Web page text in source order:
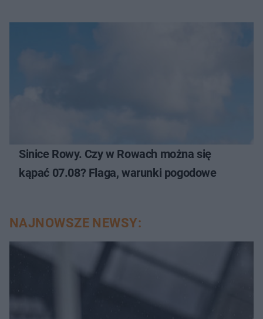
Sinice Rowy. Czy w Rowach można się
kąpać 07.08? Flaga, warunki pogodowe
NAJNOWSZE NEWSY: